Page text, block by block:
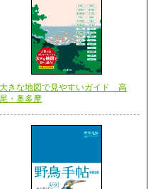
大きな地図で見やすいガイド 高
尾・奥多摩